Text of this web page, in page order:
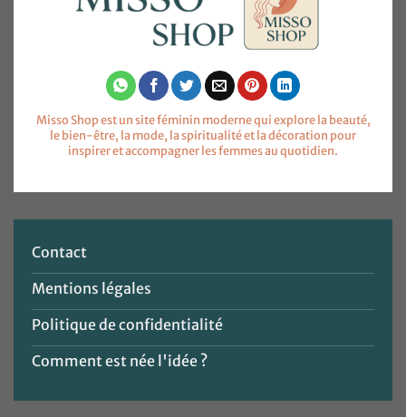
Misso Shop est un site féminin moderne qui explore la beauté,
le bien-être, la mode, la spiritualité et la décoration pour
inspirer et accompagner les femmes au quotidien.
Contact
Mentions légales
Politique de confidentialité
Comment est née l'idée ?